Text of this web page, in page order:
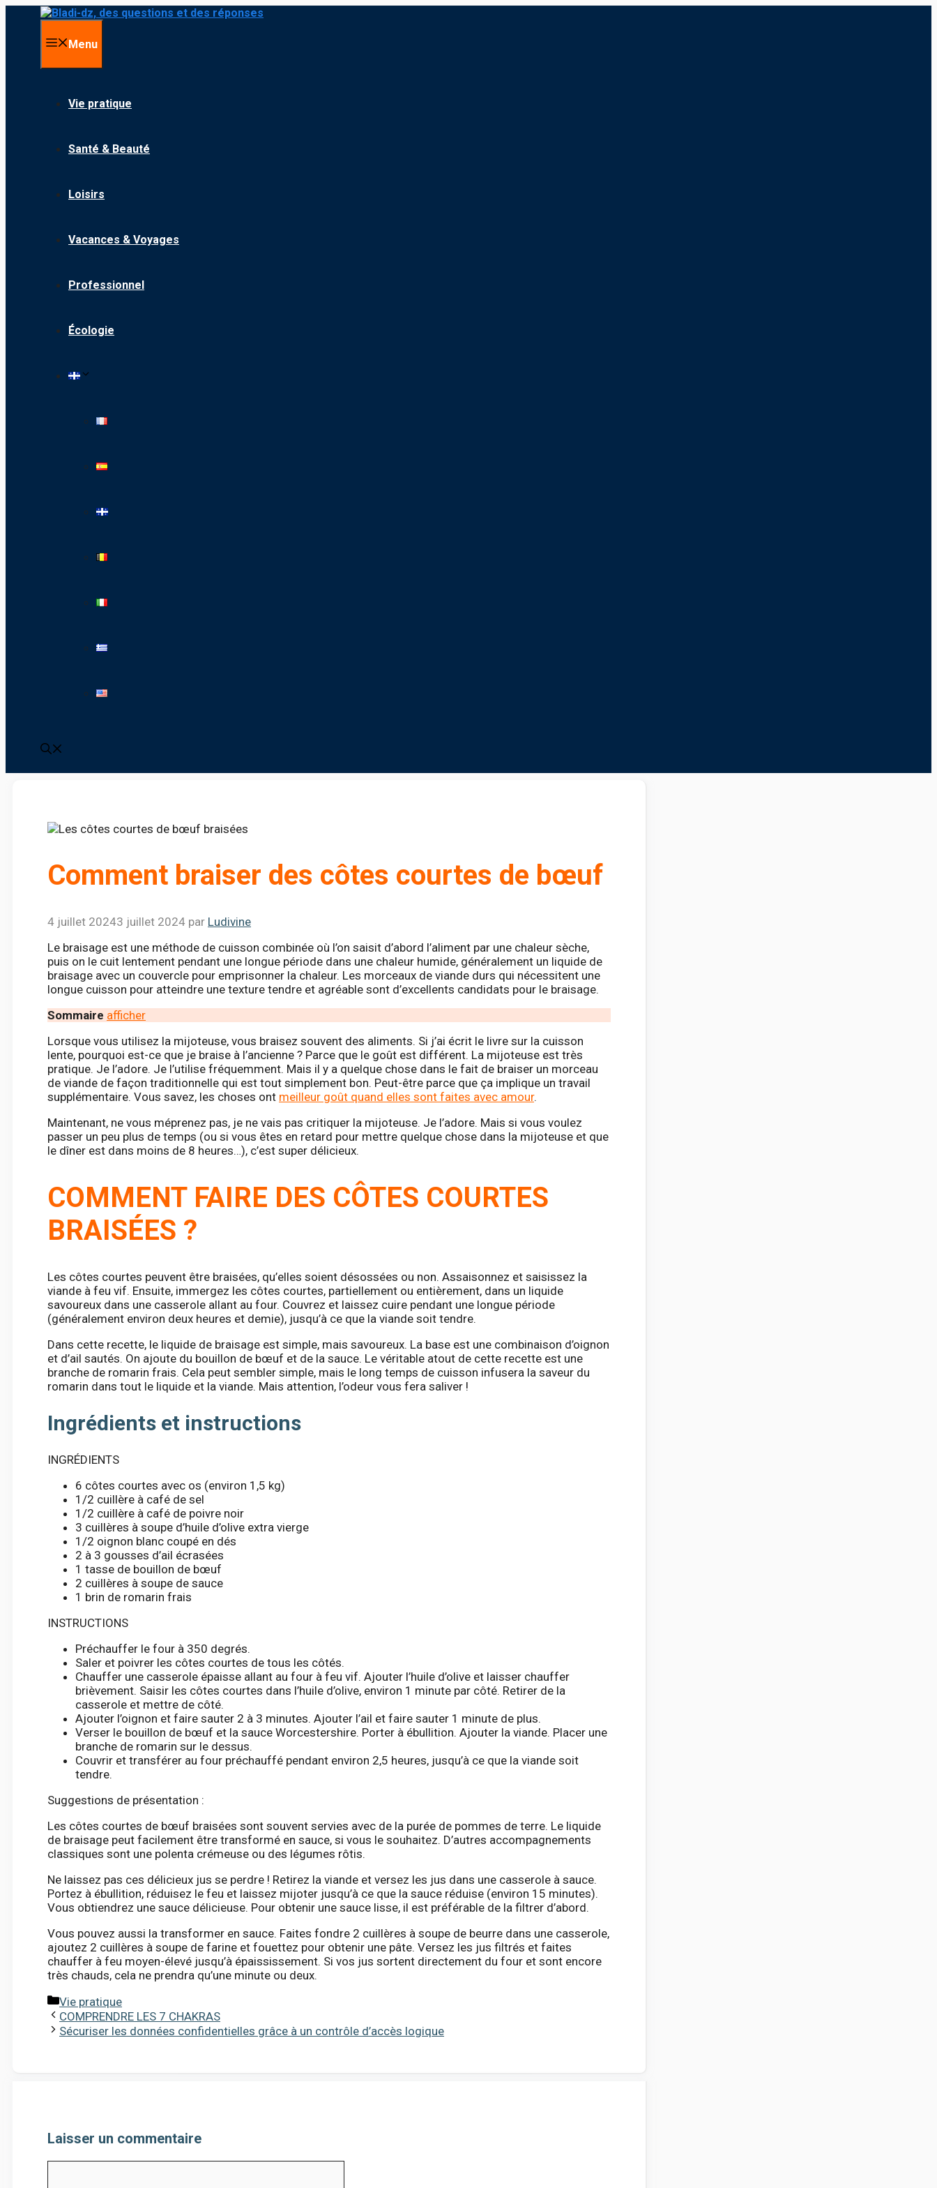
Aller au contenu
Menu
Vie pratique
Santé & Beauté
Loisirs
Vacances & Voyages
Professionnel
Écologie
Comment braiser des côtes courtes de bœuf
4 juillet 20243 juillet 2024 par Ludivine
Le braisage est une méthode de cuisson combinée où l’on saisit d’abord l’aliment par une chaleur sèche,
puis on le cuit lentement pendant une longue période dans une chaleur humide, généralement un liquide de
braisage avec un couvercle pour emprisonner la chaleur. Les morceaux de viande durs qui nécessitent une
longue cuisson pour atteindre une texture tendre et agréable sont d’excellents candidats pour le braisage.
Sommaire afficher
Lorsque vous utilisez la mijoteuse, vous braisez souvent des aliments. Si j’ai écrit le livre sur la cuisson
lente, pourquoi est-ce que je braise à l’ancienne ? Parce que le goût est différent. La mijoteuse est très
pratique. Je l’adore. Je l’utilise fréquemment. Mais il y a quelque chose dans le fait de braiser un morceau
de viande de façon traditionnelle qui est tout simplement bon. Peut-être parce que ça implique un travail
supplémentaire. Vous savez, les choses ont meilleur goût quand elles sont faites avec amour.
Maintenant, ne vous méprenez pas, je ne vais pas critiquer la mijoteuse. Je l’adore. Mais si vous voulez
passer un peu plus de temps (ou si vous êtes en retard pour mettre quelque chose dans la mijoteuse et que
le dîner est dans moins de 8 heures…), c’est super délicieux.
COMMENT FAIRE DES CÔTES COURTES
BRAISÉES ?
Les côtes courtes peuvent être braisées, qu’elles soient désossées ou non. Assaisonnez et saisissez la
viande à feu vif. Ensuite, immergez les côtes courtes, partiellement ou entièrement, dans un liquide
savoureux dans une casserole allant au four. Couvrez et laissez cuire pendant une longue période
(généralement environ deux heures et demie), jusqu’à ce que la viande soit tendre.
Dans cette recette, le liquide de braisage est simple, mais savoureux. La base est une combinaison d’oignon
et d’ail sautés. On ajoute du bouillon de bœuf et de la sauce. Le véritable atout de cette recette est une
branche de romarin frais. Cela peut sembler simple, mais le long temps de cuisson infusera la saveur du
romarin dans tout le liquide et la viande. Mais attention, l’odeur vous fera saliver !
Ingrédients et instructions
INGRÉDIENTS
6 côtes courtes avec os (environ 1,5 kg)
1/2 cuillère à café de sel
1/2 cuillère à café de poivre noir
3 cuillères à soupe d’huile d’olive extra vierge
1/2 oignon blanc coupé en dés
2 à 3 gousses d’ail écrasées
1 tasse de bouillon de bœuf
2 cuillères à soupe de sauce
1 brin de romarin frais
INSTRUCTIONS
Préchauffer le four à 350 degrés.
Saler et poivrer les côtes courtes de tous les côtés.
Chauffer une casserole épaisse allant au four à feu vif. Ajouter l’huile d’olive et laisser chauffer
brièvement. Saisir les côtes courtes dans l’huile d’olive, environ 1 minute par côté. Retirer de la
casserole et mettre de côté.
Ajouter l’oignon et faire sauter 2 à 3 minutes. Ajouter l’ail et faire sauter 1 minute de plus.
Verser le bouillon de bœuf et la sauce Worcestershire. Porter à ébullition. Ajouter la viande. Placer une
branche de romarin sur le dessus.
Couvrir et transférer au four préchauffé pendant environ 2,5 heures, jusqu’à ce que la viande soit
tendre.
Suggestions de présentation :
Les côtes courtes de bœuf braisées sont souvent servies avec de la purée de pommes de terre. Le liquide
de braisage peut facilement être transformé en sauce, si vous le souhaitez. D’autres accompagnements
classiques sont une polenta crémeuse ou des légumes rôtis.
Ne laissez pas ces délicieux jus se perdre ! Retirez la viande et versez les jus dans une casserole à sauce.
Portez à ébullition, réduisez le feu et laissez mijoter jusqu’à ce que la sauce réduise (environ 15 minutes).
Vous obtiendrez une sauce délicieuse. Pour obtenir une sauce lisse, il est préférable de la filtrer d’abord.
Vous pouvez aussi la transformer en sauce. Faites fondre 2 cuillères à soupe de beurre dans une casserole,
ajoutez 2 cuillères à soupe de farine et fouettez pour obtenir une pâte. Versez les jus filtrés et faites
chauffer à feu moyen-élevé jusqu’à épaississement. Si vos jus sortent directement du four et sont encore
très chauds, cela ne prendra qu’une minute ou deux.
Catégories
Vie pratique
COMPRENDRE LES 7 CHAKRAS
Sécuriser les données confidentielles grâce à un contrôle d’accès logique
Laisser un commentaire